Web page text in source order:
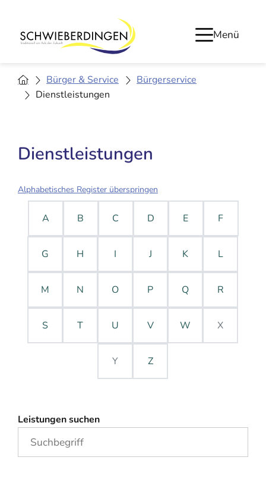
Menü
Bürger & Service
Bürgerservice
Dienstleistungen
Dienstleistungen
Alphabetisches Register überspringen
A B C D E F
G H I J K L
M N O P Q R
S T U V W X
Y Z
Leistungen suchen